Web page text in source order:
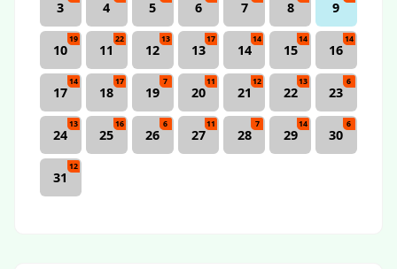
3 4 5 6 7 8 9
10
19
11
22
12
13
13
17
14
14
15
14
16
14
17
14
18
17
19
7
20
11
21
12
22
13
23
6
24
13
25
16
26
6
27
11
28
7
29
14
30
6
31
12